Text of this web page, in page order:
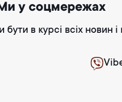
у соцмережах
в курсі всіх новин